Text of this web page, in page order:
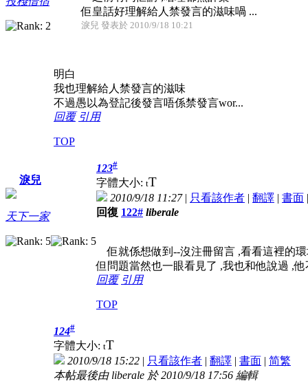
佢皇話好理解給人禁發言的滋味喎 ...
淚兒 發表於 2010/9/18 10:21
明白
我也理解給人禁發言的滋味
不過愚以為登記後發言唔係禁發言wor...
回覆 引用
TOP
淚兒
天下一家
123#
字體大小: tT
2010/9/18 11:27| 只看該作者 | 翻譯 | 書面
回復 122# liberale
佢就係想做到--沒注冊留言 ,看看這裡的
但問題當然也一眼看見了 ,我也和他說過 ,
回覆 引用
TOP
124#
字體大小: tT
2010/9/18 15:22 | 只看該作者 | 翻譯 | 書面 | 简繁
本帖最後由 liberale 於 2010/9/18 17:56 編輯